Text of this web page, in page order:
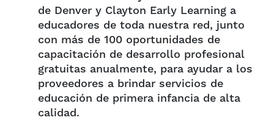
de Denver y Clayton Early Learning a
educadores de toda nuestra red, junto
con más de 100 oportunidades de
capacitación de desarrollo profesional
gratuitas anualmente, para ayudar a los
proveedores a brindar servicios de
educación de primera infancia de alta
calidad.